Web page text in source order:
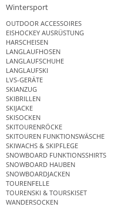
Wintersport
OUTDOOR ACCESSOIRES
EISHOCKEY AUSRÜSTUNG
HARSCHEISEN
LANGLAUFHOSEN
LANGLAUFSCHUHE
LANGLAUFSKI
LVS-GERÄTE
SKIANZUG
SKIBRILLEN
SKIJACKE
SKISOCKEN
SKITOURENRÖCKE
SKITOUREN FUNKTIONSWÄSCHE
SKIWACHS & SKIPFLEGE
SNOWBOARD FUNKTIONSSHIRTS
SNOWBOARD HAUBEN
SNOWBOARDJACKEN
TOURENFELLE
TOURENSKI & TOURSKISET
WANDERSOCKEN